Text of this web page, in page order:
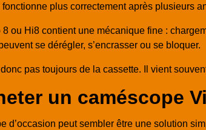
fonctionne plus correctement après plusieurs
ou Hi8 contient une mécanique fine :
se dérégler, s’encrasser ou se bloquer.
pas toujours de la cassette. Il vient
un caméscope
d’occasion peut sembler être une solution